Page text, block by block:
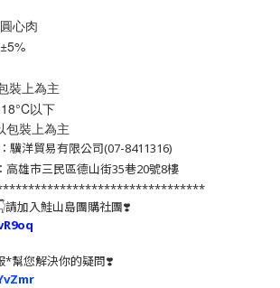
心肉
裝上為主
以下
包裝上為主
驥洋貿易有限公司(07-8411316)
高雄市三民區德山街35巷20號8樓
請加入鮭山島團購社團❣️
*幫您解決你的疑問❣️